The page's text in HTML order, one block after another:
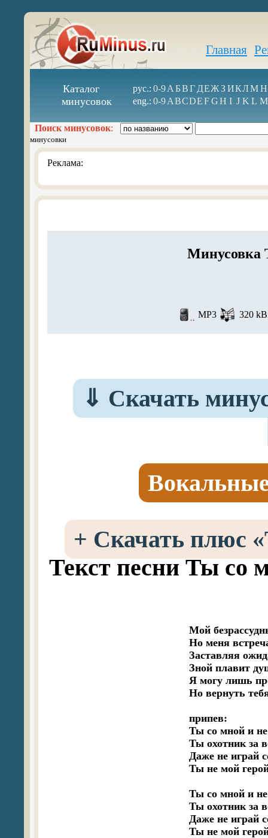
Главная
Каталог
минусовок
рус.: 0-9А БВГ ДЕЖ З ИКЛМН
eng.: 0-9ABCDEFGH I J K L M
Поиск минусовок:
минусовки
Реклама:
Минусовка
MP3 320
⇓ Скачать
+ Скачать плюс
Текст песни Ты со
Мой
Но меня
Заставляя
Зной плавит
Я могу лишь
Но вернуть
припев:
Ты со мной и не
Ты охотник за
Даже не играй
Ты не мой
Ты со мной и не
Ты охотник за
Даже не играй
Ты не мой